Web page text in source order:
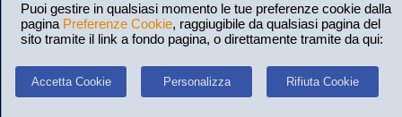
Puoi gestire in qualsiasi momento le tue preferenze cookie dalla
pagina Preferenze Cookie, raggiugibile da qualsiasi pagina del
sito tramite il link a fondo pagina, o direttamente tramite da qui:
Accetta Cookie Personalizza Rifiuta Cookie